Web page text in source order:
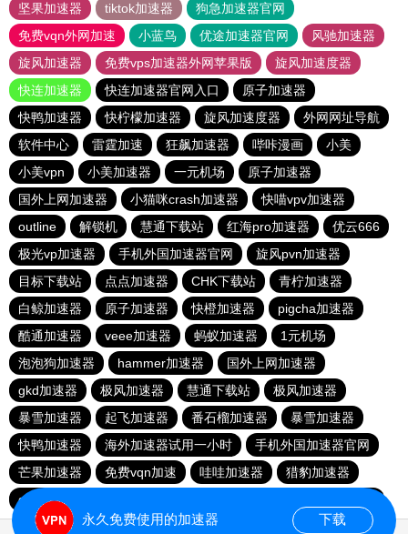
坚果加速器
tiktok加速器
狗急加速器官网
免费vqn外网加速
小蓝鸟 优途加速器官网
风驰加速器
旋风加速器
免费vps加速器外网苹果版
旋风加速度器
快连加速器
快连加速器官网入口
原子加速器
快鸭加速器
快柠檬加速器 旋风加速度器
外网网址导航
软件中心
雷霆加速 狂飙加速器 哔咔漫画
小美
小美vpn
小美加速器 一元机场
原子加速器
国外上网加速器
小猫咪crash加速器
快喵vpv加速器
outline
解锁机 慧通下载站 红海pro加速器
优云666
极光vp加速器
手机外国加速器官网
旋风pvn加速器
目标下载站
点点加速器 CHK下载站
青柠加速器
白鲸加速器
原子加速器 快橙加速器
pigcha加速器
酷通加速器
veee加速器 蚂蚁加速器
1元机场
泡泡狗加速器
hammer加速器
国外上网加速器
gkd加速器
极风加速器 慧通下载站
极风加速器
暴雪加速器
起飞加速器 番石榴加速器
暴雪加速器
快鸭加速器
海外加速器试用一小时
手机外国加速器官网
芒果加速器
免费vqn加速 哇哇加速器
猎豹加速器
gkd加速器
永久免费使用的加速器 下载